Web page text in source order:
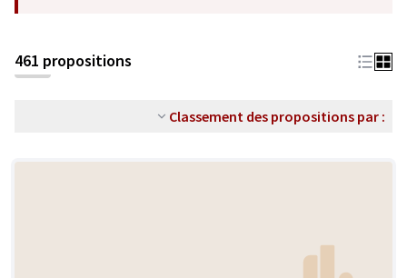
461 propositions
Classement des propositions par :